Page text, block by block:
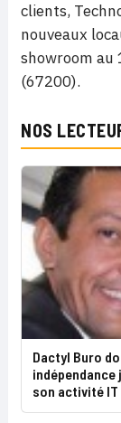
clients,
nouveaux
showroom au
(67200).
NOS
Dactyl Buro
indépendance
son activité IT